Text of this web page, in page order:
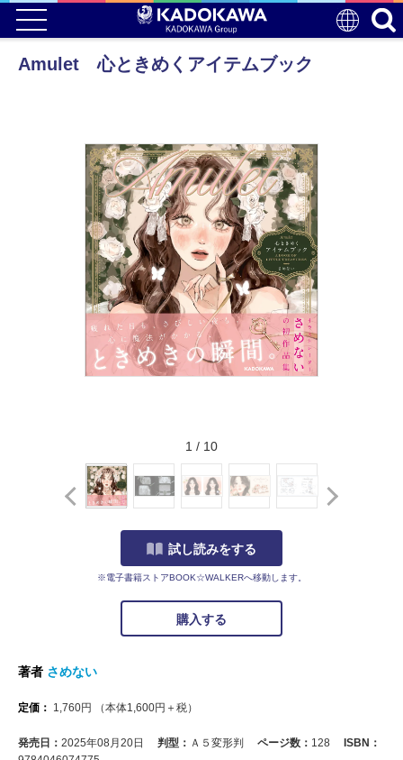
Amulet 心ときめくアイテムブック
1 / 10
試し読みをする
※電子書籍ストアBOOK☆WALKERへ移動します。
購入する
著者 さめない
定価： 1,760円 （本体1,600円＋税）
発売日： 2025年08月20日 判型： Ａ５変形判 ページ数： 128
ISBN：